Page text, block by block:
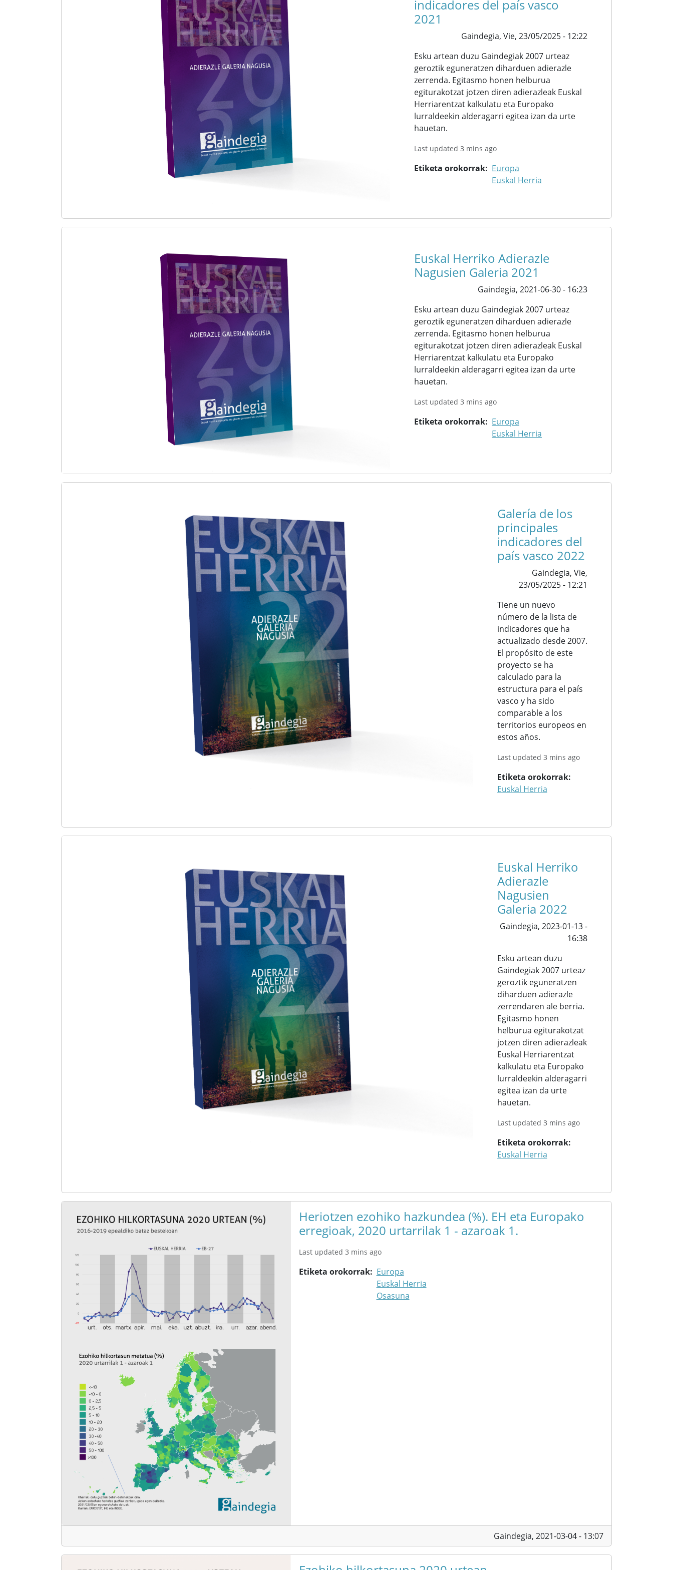
indicadores del país vasco
2021
Gaindegia, Vie, 23/05/2025 - 12:22
Esku artean duzu Gaindegiak 2007 urteaz
geroztik eguneratzen diharduen adierazle
zerrenda. Egitasmo honen helburua
egiturakotzat jotzen diren adierazleak Euskal
Herriarentzat kalkulatu eta Europako
lurraldeekin alderagarri egitea izan da urte
hauetan.
Last updated 3 mins ago
Etiketa orokorrak
Europa
Euskal Herria
Euskal Herriko Adierazle
Nagusien Galeria 2021
Gaindegia, 2021-06-30 - 16:23
Esku artean duzu Gaindegiak 2007 urteaz
geroztik eguneratzen diharduen adierazle
zerrenda. Egitasmo honen helburua
egiturakotzat jotzen diren adierazleak Euskal
Herriarentzat kalkulatu eta Europako
lurraldeekin alderagarri egitea izan da urte
hauetan.
Last updated 3 mins ago
Etiketa orokorrak
Europa
Euskal Herria
Galería de los
principales
indicadores del
país vasco 2022
Gaindegia, Vie,
23/05/2025 - 12:21
Tiene un nuevo
número de la lista de
indicadores que ha
actualizado desde 2007.
El propósito de este
proyecto se ha
calculado para la
estructura para el país
vasco y ha sido
comparable a los
territorios europeos en
estos años.
Last updated 3 mins ago
Etiketa orokorrak
Euskal Herria
Euskal Herriko
Adierazle
Nagusien
Galeria 2022
Gaindegia, 2023-01-13 -
16:38
Esku artean duzu
Gaindegiak 2007 urteaz
geroztik eguneratzen
diharduen adierazle
zerrendaren ale berria.
Egitasmo honen
helburua egiturakotzat
jotzen diren adierazleak
Euskal Herriarentzat
kalkulatu eta Europako
lurraldeekin alderagarri
egitea izan da urte
hauetan.
Last updated 3 mins ago
Etiketa orokorrak
Euskal Herria
Heriotzen ezohiko hazkundea (%). EH eta Europako
erregioak, 2020 urtarrilak 1 - azaroak 1.
Last updated 3 mins ago
Etiketa orokorrak
Europa
Euskal Herria
Osasuna
Gaindegia, 2021-03-04 - 13:07